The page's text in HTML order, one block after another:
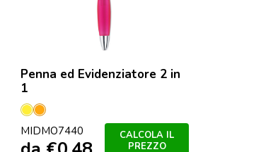
Penna ed Evidenziatore 2 in
1
GialloArancio
MIDMO7440
CALCOLA IL
PREZZO